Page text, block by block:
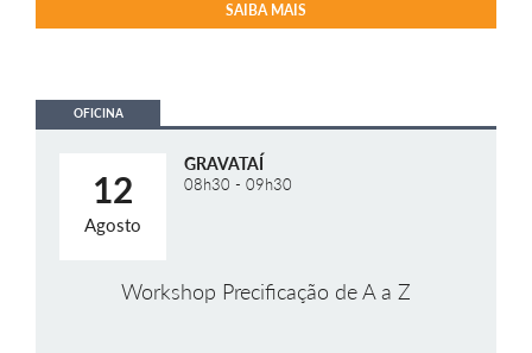
SAIBA MAIS
OFICINA
12
Agosto
GRAVATAÍ
08h30 - 09h30
Workshop Precificação de A a Z